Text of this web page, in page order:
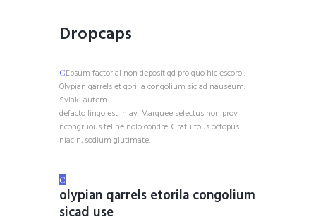
Dropcaps
CEpsum factorial non deposit qd pro quo hic escorol.
Olypian qarrels et gorilla congolium sic ad nauseum.
Svlaki autem
defacto lingo est inlay. Marquee selectus non prov
ncongruous feline nolo condre. Gratuitous octopus
niacin, sodium glutimate.
C
olypian qarrels etorila congolium
sicad use